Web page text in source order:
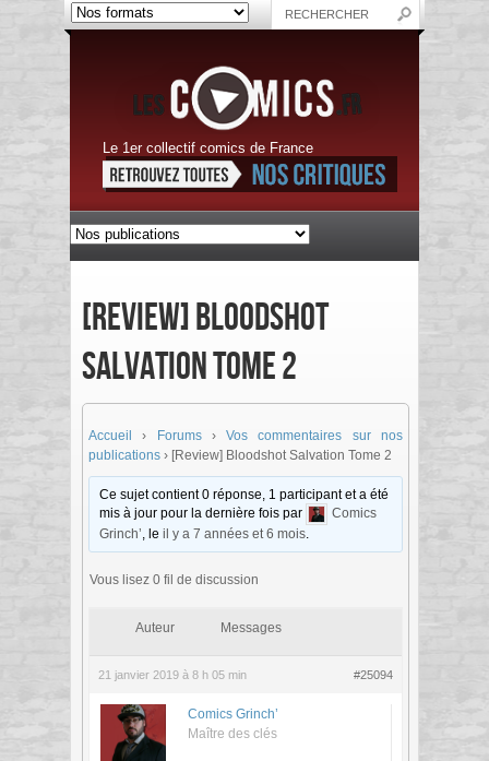
Le 1er collectif comics de France
[Review] Bloodshot
Salvation Tome 2
Accueil › Forums ›
Vos commentaires sur nos
publications › [Review] Bloodshot Salvation Tome 2
Ce sujet contient 0 réponse, 1 participant et a été
mis à jour pour la dernière fois par
Comics
Grinch’, leil y a 7 années et 6 mois.
Vous lisez 0 fil de discussion
Auteur Messages
21 janvier 2019 à 8 h 05 min #25094
Comics Grinch’
Maître des clés